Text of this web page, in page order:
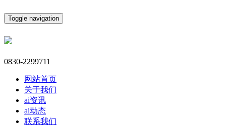
Toggle navigation
0830-2299711
网站首页
关于我们
ai资讯
ai动态
联系我们